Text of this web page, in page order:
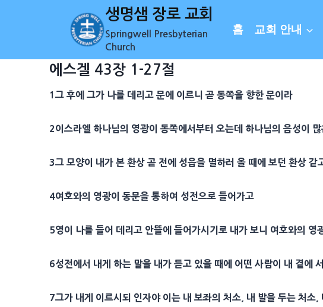
생명샘 장로 교회
Springwell Presbyterian
Church
홈 교회 안내
에스겔 43장 1-27절
1그 후에 그가 나를 데리고 문에 이르니 곧 동쪽을 향한 문이라
2이스라엘 하나님의 영광이 동쪽에서부터 오는데 하나님의 음성이
3그 모양이 내가 본 환상 곧 전에 성읍을 멸하러 올 때에 보던 환상 같
4여호와의 영광이 동문을 통하여 성전으로 들어가고
5영이 나를 들어 데리고 안뜰에 들어가시기로 내가 보니 여호와의 영
6성전에서 내게 하는 말을 내가 듣고 있을 때에 어떤 사람이 내 곁에
7그가 내게 이르시되 인자야 이는 내보좌의처소 , 내 발을 두는처소